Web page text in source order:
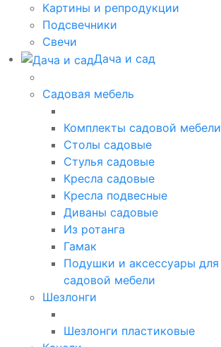
Картины и репродукции
Подсвечники
Свечи
Дача и сад
Садовая мебель
Комплекты садовой мебели
Столы садовые
Стулья садовые
Кресла садовые
Кресла подвесные
Диваны садовые
Из ротанга
Гамак
Подушки и аксессуары для
садовой мебели
Шезлонги
Шезлонги пластиковые